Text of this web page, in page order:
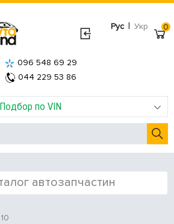
Рус | Укр
Подбор по VIN
096 548 69 29
044 229 53 86
0
автозапчастин